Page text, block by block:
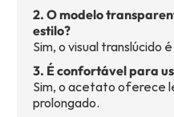
2. O modelo
estilo?
Sim, o visual
3. É confortável para
Sim, o acetato oferece
prolongado.